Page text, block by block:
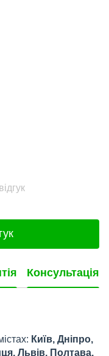
Консультація
Київ, Дніпро,
Львів, Полтава.